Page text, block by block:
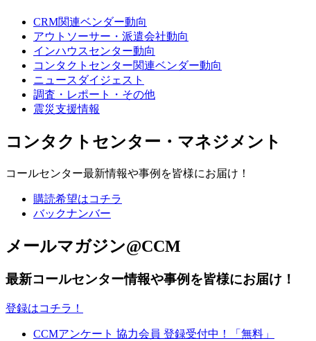
CRM関連ベンダー動向
アウトソーサー・派遣会社動向
インハウスセンター動向
コンタクトセンター関連ベンダー動向
ニュースダイジェスト
調査・レポート・その他
震災支援情報
コンタクトセンター・マネジメント
コールセンター最新情報や事例を皆様にお届け！
購読希望はコチラ
バックナンバー
メールマガジン@CCM
最新コールセンター情報や事例を皆様にお届け！
登録はコチラ！
CCMアンケート 協力会員 登録受付中！「無料」